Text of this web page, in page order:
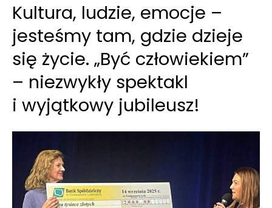
Kultura, ludzie, emocje –
jesteśmy tam, gdzie dzieje
się życie. „Być człowiekiem”
– niezwykły spektakl
i wyjątkowy jubileusz!